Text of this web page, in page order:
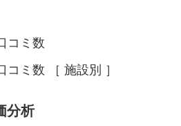
コミ数
ミ数 ［ 施設別 ］
分析